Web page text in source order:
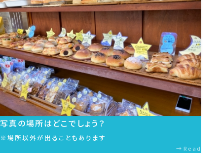
写真の場所はどこでしょう？
※場所以外が出ることもあります
Read